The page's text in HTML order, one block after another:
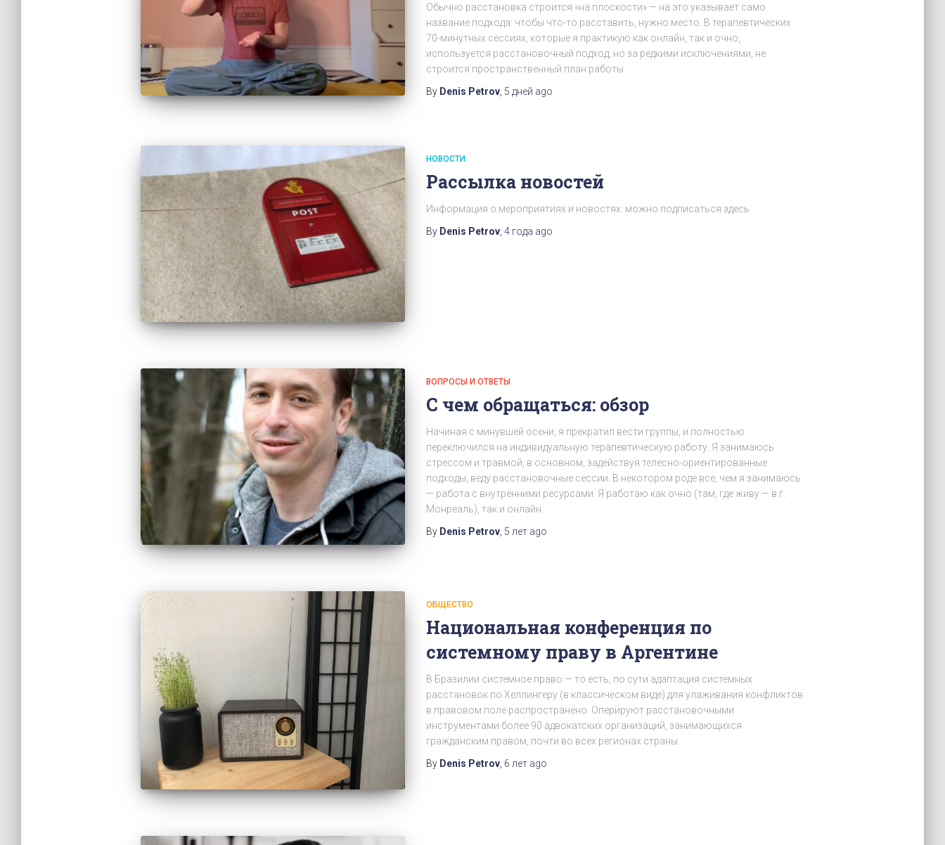
Обычно расстановка строится «на плоскости» — на это указывает само
название подхода: чтобы что-то расставить, нужно место. В терапевтических
70-минутных сессиях, которые я практикую как онлайн, так и очно,
используется расстановочный подход, но за редкими исключениями, не
строится пространственный план работы.
By Denis Petrov, 5 дней ago
НОВОСТИ
Рассылка новостей
Информация о мероприятиях и новостях: можно подписаться здесь
By Denis Petrov, 4 года ago
ВОПРОСЫ И ОТВЕТЫ
С чем обращаться: обзор
Начиная с минувшей осени, я прекратил вести группы, и полностью
переключился на индивидуальную терапевтическую работу. Я занимаюсь
стрессом и травмой, в основном, задействуя телесно-ориентированные
подходы, веду расстановочные сессии. В некотором роде все, чем я занимаюсь
— работа с внутренними ресурсами. Я работаю как очно (там, где живу — в г.
Монреаль), так и онлайн.
By Denis Petrov, 5 летago
ОБЩЕСТВО
Национальная конференция по
системному праву в Аргентине
В Бразилии системное право — то есть, по сути адаптация системных
расстановок по Хеллингеру (в классическом виде) для улаживания конфликтов
в правовом поле распространено. Оперируют расстановочными
инструментами более 90 адвокатских организаций, занимающихся
гражданским правом, почти во всех регионах страны.
By Denis Petrov, 6 летago